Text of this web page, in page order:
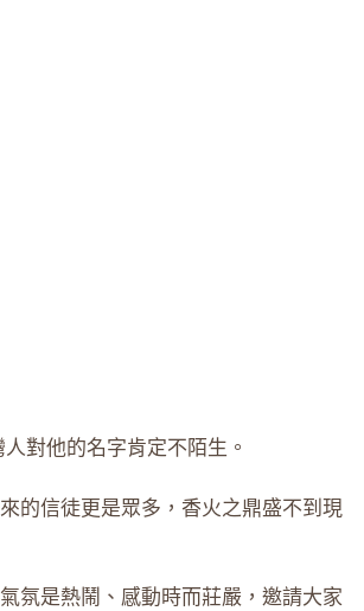
對他的名字肯定不陌生。
的信徒更是眾多，香火之鼎盛不到現
氛是熱鬧、感動時而莊嚴，邀請大家